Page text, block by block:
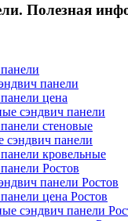
Полезная
панели
цена
сэндвич панели
стеновые
сэндвич панели
кровельные
Ростов
панели Ростов
цена Ростов
сэндвич панели